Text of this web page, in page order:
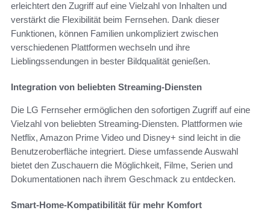
erleichtert den Zugriff auf eine Vielzahl von Inhalten und
verstärkt die Flexibilität beim Fernsehen. Dank dieser
Funktionen, können Familien unkompliziert zwischen
verschiedenen Plattformen wechseln und ihre
Lieblingssendungen in bester Bildqualität genießen.
Integration von beliebten Streaming-Diensten
Die LG Fernseher ermöglichen den sofortigen Zugriff auf eine
Vielzahl von beliebten Streaming-Diensten. Plattformen wie
Netflix, Amazon Prime Video und Disney+ sind leicht in die
Benutzeroberfläche integriert. Diese umfassende Auswahl
bietet den Zuschauern die Möglichkeit, Filme, Serien und
Dokumentationen nach ihrem Geschmack zu entdecken.
Smart-Home-Kompatibilität für mehr Komfort